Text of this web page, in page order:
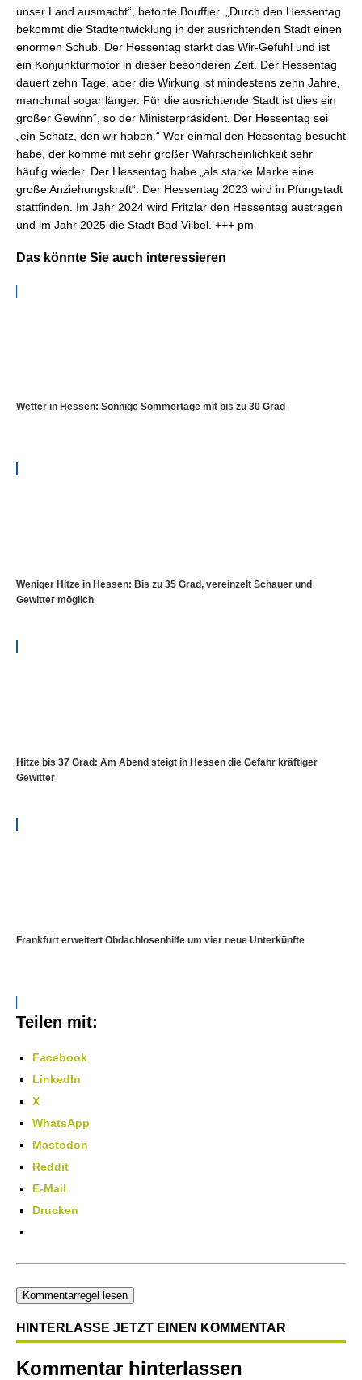
unser Land ausmacht“, betonte Bouffier. „Durch den Hessentag
bekommt die Stadtentwicklung in der ausrichtenden Stadt einen
enormen Schub. Der Hessentag stärkt das Wir-Gefühl und ist
ein Konjunkturmotor in dieser besonderen Zeit. Der Hessentag
dauert zehn Tage, aber die Wirkung ist mindestens zehn Jahre,
manchmal sogar länger. Für die ausrichtende Stadt ist dies ein
großer Gewinn“, so der Ministerpräsident. Der Hessentag sei
„ein Schatz, den wir haben.“ Wer einmal den Hessentag besucht
habe, der komme mit sehr großer Wahrscheinlichkeit sehr
häufig wieder. Der Hessentag habe „als starke Marke eine
große Anziehungskraft“. Der Hessentag 2023 wird in Pfungstadt
stattfinden. Im Jahr 2024 wird Fritzlar den Hessentag austragen
und im Jahr 2025 die Stadt Bad Vilbel. +++ pm
Das könnte Sie auch interessieren
Wetter in Hessen: Sonnige Sommertage mit bis zu 30 Grad
Weniger Hitze in Hessen: Bis zu 35 Grad, vereinzelt Schauer und
Gewitter möglich
Hitze bis 37 Grad: Am Abend steigt in Hessen die Gefahr kräftiger
Gewitter
Frankfurt erweitert Obdachlosenhilfe um vier neue Unterkünfte
Teilen mit:
Facebook
LinkedIn
X
WhatsApp
Mastodon
Reddit
E-Mail
Drucken
Kommentarregel lesen
HINTERLASSE JETZT EINEN KOMMENTAR
Kommentar hinterlassen